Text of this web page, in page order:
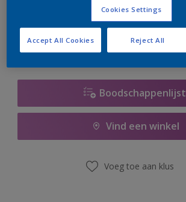
er hard aan om de voorraad aan te vullen.
Boodschappenlijst
Vind een winkel
Voeg toe aan klus
Cookies Settings
Reject All
Accept All Cookies